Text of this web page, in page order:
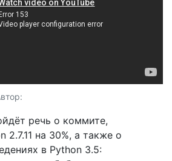
речь о коммите,
на 30%, а также о
в Python 3.5: